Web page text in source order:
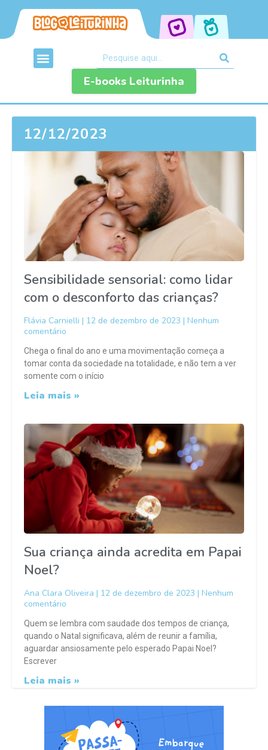
E-books Leiturinha
12/12/2023
Sensibilidade sensorial: como lidar
com o desconforto das crianças?
Flávia Carnielli 12 de dezembro de 2023
Nenhum
comentário
Chega o final do ano e uma movimentação começa a
tomar conta da sociedade na totalidade, e não tem a ver
somente com o início
Leia mais »
Sua criança ainda acredita em Papai
Noel?
Ana Clara Oliveira 12 de dezembro de 2023
Nenhum
comentário
Quem se lembra com saudade dos tempos de criança,
quando o Natal significava, além de reunir a família,
aguardar ansiosamente pelo esperado Papai Noel?
Escrever
Leia mais »